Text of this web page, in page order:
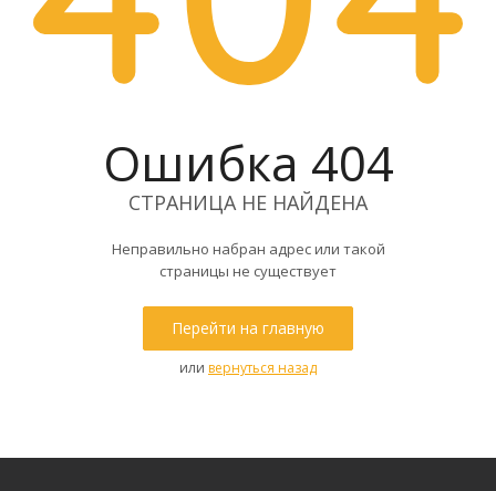
Ошибка 404
СТРАНИЦА НЕ НАЙДЕНА
Неправильно набран адрес или такой
страницы не существует
Перейти на главную
или вернуться назад